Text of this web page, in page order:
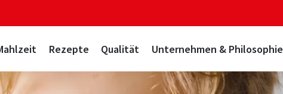
Rezepte Qualität Unternehmen & Philosophie